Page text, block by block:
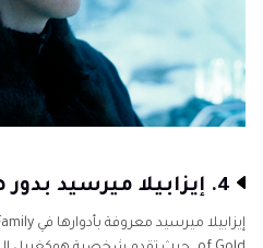
4. إيزابيلا ميرسيد بدور هوكغيرل